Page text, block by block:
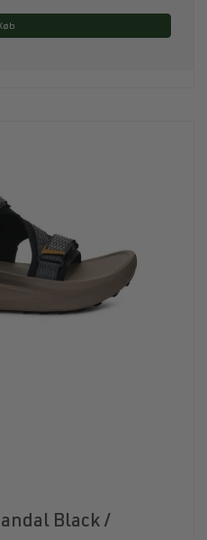
Black /